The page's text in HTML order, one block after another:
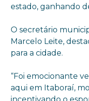
estado, ganhando
O secretário
Marcelo Leite,
para a cidade.
“Foi emocionante
aqui em Itaboraí,